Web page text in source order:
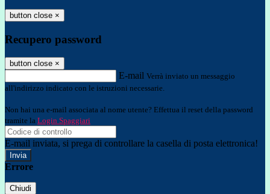
button close ×
Recupero password
button close ×
E-mail Verrà inviato un messaggio
all'indirizzo indicato con le istruzioni necessarie.
Non hai una e-mail associata al nome utente? Effettua il reset della password
tramite la Login Spaggiari
E-mail inviata, si prega di controllare la casella di posta elettronica!
Errore
Chiudi